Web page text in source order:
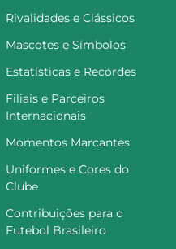
Rivalidades e Clássicos
Mascotes e Símbolos
Estatísticas e Recordes
Filiais e Parceiros
Internacionais
Momentos Marcantes
Uniformes e Cores do
Clube
Contribuições para o
Futebol Brasileiro